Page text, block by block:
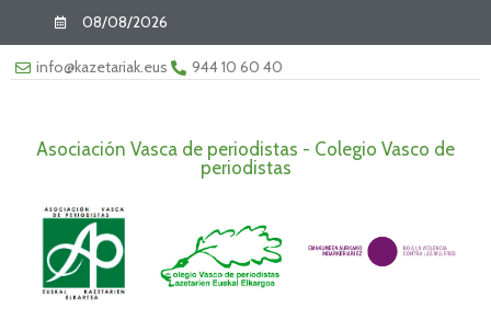
08/08/2026
info@kazetariak.eus 944 10 60 40
Asociación Vasca de periodistas - Colegio Vasco de
periodistas